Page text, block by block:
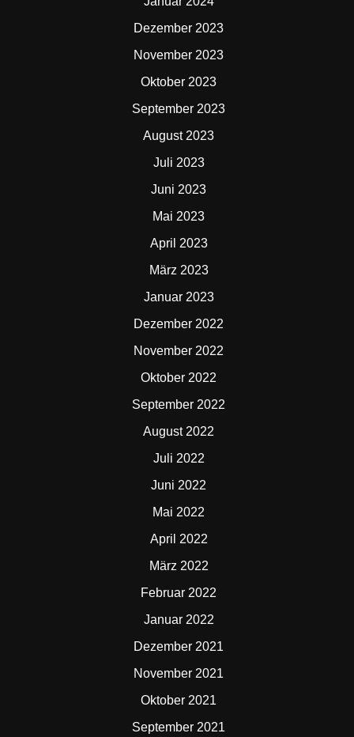
Dezember 2023
November 2023
Oktober 2023
September 2023
August 2023
Juli 2023
Juni 2023
Mai 2023
April 2023
März 2023
Januar 2023
Dezember 2022
November 2022
Oktober 2022
September 2022
August 2022
Juli 2022
Juni 2022
Mai 2022
April 2022
März 2022
Februar 2022
Januar 2022
Dezember 2021
November 2021
Oktober 2021
September 2021